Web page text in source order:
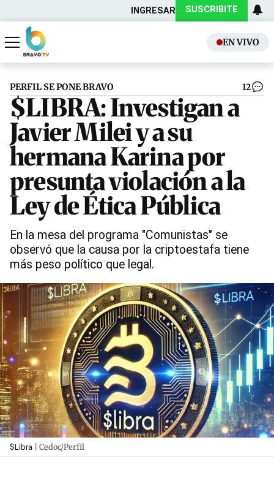
INGRESAR SUSCRIBITE
EN VIVO
Actualidad
Política
PERFIL SE PONE BRAVO 12
$LIBRA: Investigan a
Javier Milei y a su
hermana Karina por
presunta violación a la
Ley de Ética Pública
En la mesa del programa "Comunistas" se
observó que la causa por la criptoestafa tiene
más peso político que legal.
$Libra | Cedoc/Perfil